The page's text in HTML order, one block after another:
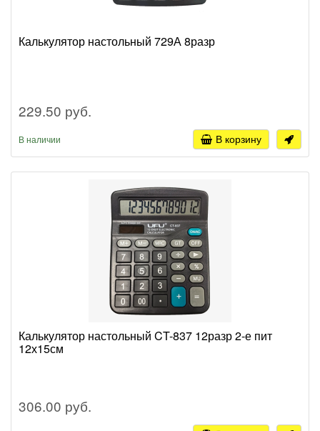
Калькулятор настольный 729А 8разр
229.50 руб.
В наличии В корзину
Калькулятор настольный CT-837 12разр 2-е пит
12х15см
306.00 руб.